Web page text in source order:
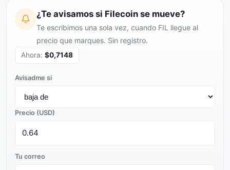
¿Te avisamos si Filecoin se mueve?
Te escribimos una sola vez, cuando FIL llegue al
precio que marques. Sin registro.
Ahora: $0,7148
Avisadme si
Precio (USD)
Tu correo